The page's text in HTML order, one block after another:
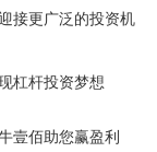
接更广泛的投资机
杠杆投资梦想
壹佰助您赢盈利